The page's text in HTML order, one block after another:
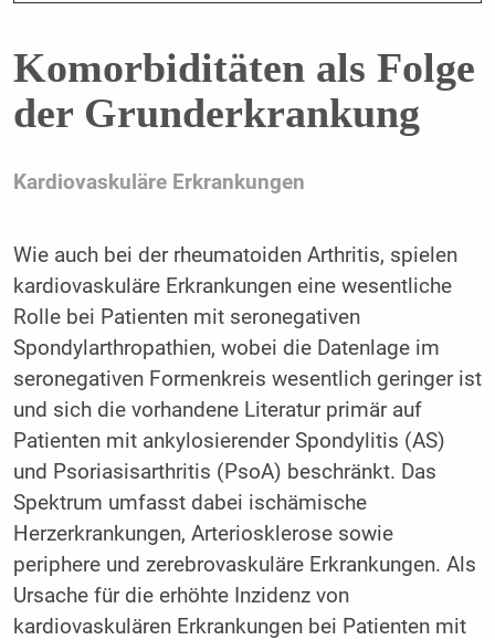
Komorbiditäten als Folge
der Grunderkrankung
Kardiovaskuläre Erkrankungen
Wie auch bei der rheumatoiden Arthritis, spielen
kardiovaskuläre Erkrankungen eine wesentliche
Rolle bei Patienten mit seronegativen
Spondylarthropathien, wobei die Datenlage im
seronegativen Formenkreis wesentlich geringer ist
und sich die vorhandene Literatur primär auf
Patienten mit ankylosierender Spondylitis (AS)
und Psoriasisarthritis (PsoA) beschränkt. Das
Spektrum umfasst dabei ischämische
Herzerkrankungen, Arteriosklerose sowie
periphere und zerebrovaskuläre Erkrankungen. Als
Ursache für die erhöhte Inzidenz von
kardiovaskulären Erkrankungen bei Patienten mit